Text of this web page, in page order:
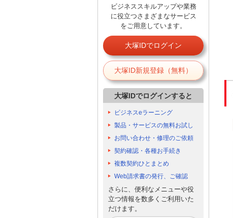
ビジネススキルアップや業務
に役立つさまざまなサービス
をご用意しています。
大塚IDでログイン
大塚ID新規登録（無料）
大塚IDでログインすると
ビジネスeラーニング
製品・サービスの無料お試し
お問い合わせ・修理のご依頼
契約確認・各種お手続き
複数契約ひとまとめ
Web請求書の発行、ご確認
さらに、便利なメニューや役
立つ情報を数多くご利用いた
だけます。